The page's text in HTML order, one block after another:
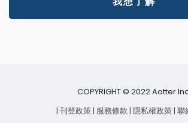
COPYRIGHT © 2022 Aotter
| 刊登政策| 服務條款| 隱私權政策| 聯